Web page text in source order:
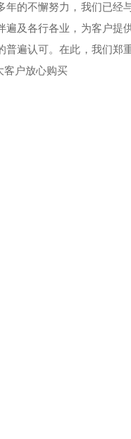
的不懈努力，我们已经
及各行各业，为客户提
遍认可。在此，我们郑
客户放心购买